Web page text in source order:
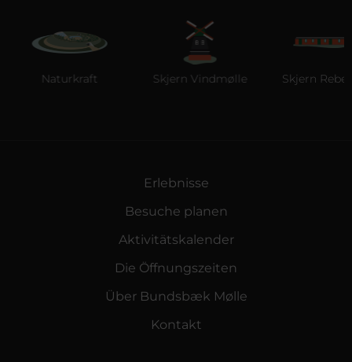
Naturkraft Skjern Vindmølle Skjern
Erlebnisse
Besuche planen
Aktivitätskalender
Die Öffnungszeiten
Über Bundsbæk Mølle
Kontakt